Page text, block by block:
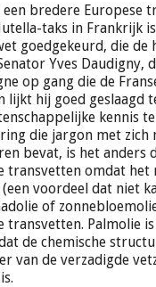
bredere Europese
taks in Frankrijk
goedgekeurd, die de
Yves Daudigny,
op gang die de
lijkt hij goed geslaagd
kennis
die jargon met zich
bevat, is het anders
transvetten omdat het
voordeel dat niet
of
transvetten. Palmolie
de chemische
van de verzadigde